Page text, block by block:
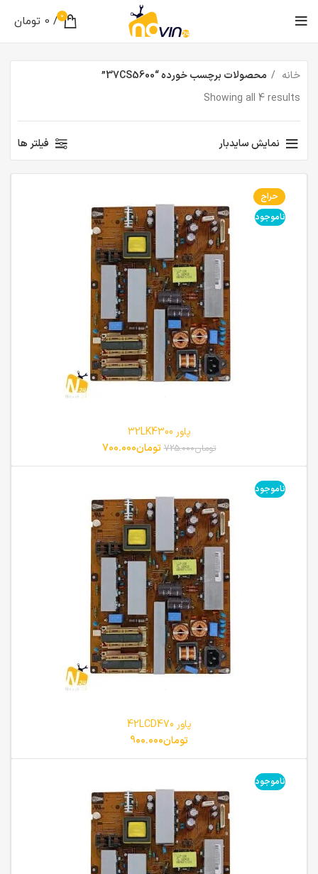
0
/ تومان 0
خانه
محصولات برچسب خورده “37CS5600”
Showing all 4 results
نمایش سایدبار فیلتر ها
حراج
ناموجود
پاور 32LK4300
تومان725.000 تومان700.000
ناموجود
پاور 42LCD470
تومان900.000
ناموجود